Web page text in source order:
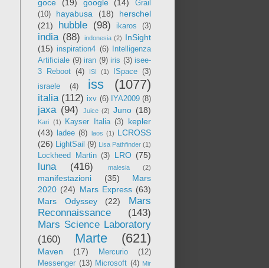
goce (19) google (14)
Grail
(10)
hayabusa (18)
herschel
(21)
hubble (98) ikaros (3)
india (88) indonesia (2) InSight
(15) inspiration4 (6)
Intelligenza
Artificiale (9) iran (9) iris (3) isee-
3 Reboot (4) ISI (1) ISpace (3)
israele
(4) iss (1077)
italia (112) ixv (6) IYA2009 (8)
jaxa (94) Juice (2) Juno (18)
Kari (1) Kayser Italia (3)
kepler
(43)
ladee (8) laos (1) LCROSS
(26) LightSail (9) Lisa Pathfinder (1)
Lockheed Martin (3) LRO (75)
luna (416) malesia (2)
manifestazioni (35)
Mars
2020 (24) Mars Express (63)
Mars Odyssey
(22)
Mars
Reconnaissance
(143)
Mars Science Laboratory
(160)
Marte (621)
Maven (17) Mercurio
(12)
Messenger (13) Microsoft (4) Mir